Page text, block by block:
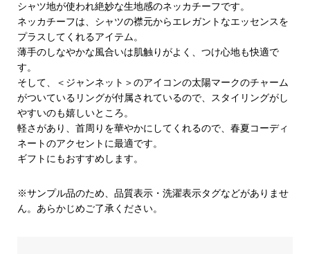
シャツ地が使われ絶妙な生地感のネッカチーフです。
ネッカチーフは、シャツの襟元からエレガントなエッセンスを
プラスしてくれるアイテム。
薄手のしなやかな風合いは肌触りがよく、つけ心地も快適で
す。
そして、＜ジャンネット＞のアイコンの太陽マークのチャーム
がついているリングが付属されているので、スタイリングがし
やすいのも嬉しいところ。
軽さがあり、首周りを華やかにしてくれるので、春夏コーディ
ネートのアクセントに最適です。
ギフトにもおすすめします。
※サンプル品のため、品質表示・洗濯表示タグなどがありませ
ん。あらかじめご了承ください。